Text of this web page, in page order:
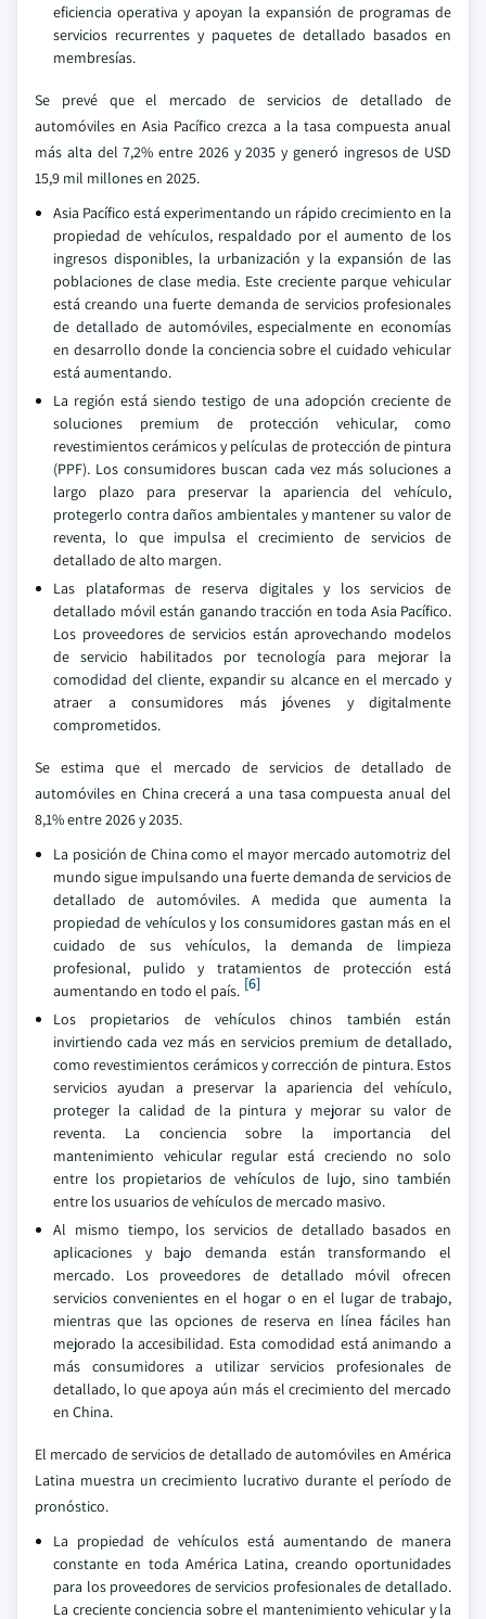
eficiencia operativa y apoyan la expansión de programas de
servicios recurrentes y paquetes de detallado basados en
membresías.
Se prevé que el mercado de servicios de detallado de
automóviles en Asia Pacífico crezca a la tasa compuesta anual
más alta del 7,2% entre 2026 y 2035 y generó ingresos de USD
15,9 mil millones en 2025.
Asia Pacífico está experimentando un rápido crecimiento en la
propiedad de vehículos, respaldado por el aumento de los
ingresos disponibles, la urbanización y la expansión de las
poblaciones de clase media. Este creciente parque vehicular
está creando una fuerte demanda de servicios profesionales
de detallado de automóviles, especialmente en economías
en desarrollo donde la conciencia sobre el cuidado vehicular
está aumentando.
La región está siendo testigo de una adopción creciente de
soluciones premium de protección vehicular, como
revestimientos cerámicos y películas de protección de pintura
(PPF). Los consumidores buscan cada vez más soluciones a
largo plazo para preservar la apariencia del vehículo,
protegerlo contra daños ambientales y mantener su valor de
reventa, lo que impulsa el crecimiento de servicios de
detallado de alto margen.
Las plataformas de reserva digitales y los servicios de
detallado móvil están ganando tracción en toda Asia Pacífico.
Los proveedores de servicios están aprovechando modelos
de servicio habilitados por tecnología para mejorar la
comodidad del cliente, expandir su alcance en el mercado y
atraer a consumidores más jóvenes y digitalmente
comprometidos.
Se estima que el mercado de servicios de detallado de
automóviles en China crecerá a una tasa compuesta anual del
8,1% entre 2026 y 2035.
La posición de China como el mayor mercado automotriz del
mundo sigue impulsando una fuerte demanda de servicios de
detallado de automóviles. A medida que aumenta la
propiedad de vehículos y los consumidores gastan más en el
cuidado de sus vehículos, la demanda de limpieza
profesional, pulido y tratamientos de protección está
aumentando en todo el país. [6]
Los propietarios de vehículos chinos también están
invirtiendo cada vez más en servicios premium de detallado,
como revestimientos cerámicos y corrección de pintura. Estos
servicios ayudan a preservar la apariencia del vehículo,
proteger la calidad de la pintura y mejorar su valor de
reventa. La conciencia sobre la importancia del
mantenimiento vehicular regular está creciendo no solo
entre los propietarios de vehículos de lujo, sino también
entre los usuarios de vehículos de mercado masivo.
Al mismo tiempo, los servicios de detallado basados en
aplicaciones y bajo demanda están transformando el
mercado. Los proveedores de detallado móvil ofrecen
servicios convenientes en el hogar o en el lugar de trabajo,
mientras que las opciones de reserva en línea fáciles han
mejorado la accesibilidad. Esta comodidad está animando a
más consumidores a utilizar servicios profesionales de
detallado, lo que apoya aún más el crecimiento del mercado
en China.
El mercado de servicios de detallado de automóviles en América
Latina muestra un crecimiento lucrativo durante el período de
pronóstico.
La propiedad de vehículos está aumentando de manera
constante en toda América Latina, creando oportunidades
para los proveedores de servicios profesionales de detallado.
La creciente conciencia sobre el mantenimiento vehicular y la